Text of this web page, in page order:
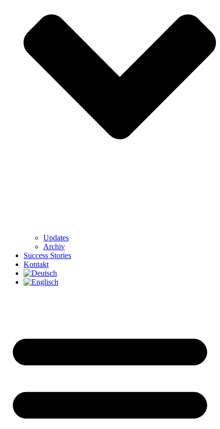
Updates
Archiv
Success Stories
Kontakt